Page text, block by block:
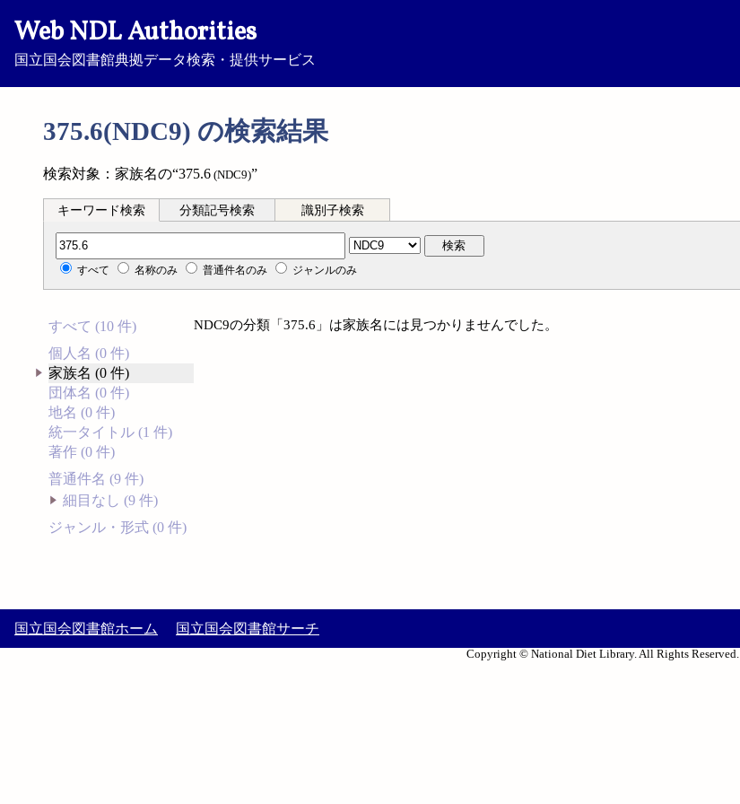
Web NDL Authorities
国立国会図書館典拠データ検索・提供サービス
375.6(NDC9) の検索結果
検索対象：家族名の“375.6 (NDC9)”
キーワード検索 分類記号検索 識別子検索
分類記号検索 検索
すべて 名称のみ 普通件名のみ ジャンルのみ
すべて (10 件)
個人名 (0 件)
家族名 (0 件)
団体名 (0 件)
地名 (0 件)
統一タイトル (1 件)
著作 (0 件)
普通件名 (9 件)
細目なし (9 件)
ジャンル・形式 (0 件)
NDC9の分類「375.6」は家族名には見つかりませんでした。
国立国会図書館ホーム 国立国会図書館サーチ
Copyright © National Diet Library. All Rights Reserved.